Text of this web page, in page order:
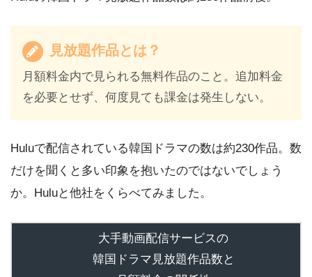
見放題作品とは？
月額料金内で見られる無料作品のこと。追加料金
を必要とせず、何度見ても課金は発生しない。
Huluで配信されている韓国ドラマの数は約230作品。数
だけを聞くと多い印象を抱いたのではないでしょう
か。Huluと他社をくらべてみました。
大手動画配信サービスの
韓国ドラマ見放題作品数と